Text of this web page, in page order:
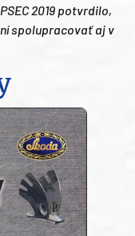
2019 potvrdilo,
spolupracovať aj v